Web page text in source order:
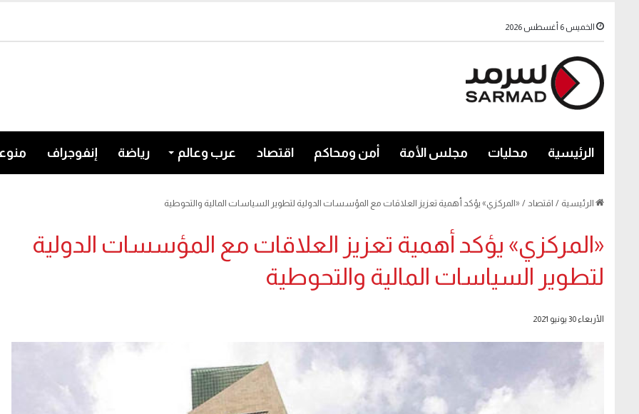
الخميس 6 أغسطس 2026
الرئيسية محليات مجلس الأمة أمن ومحاكم اقتصاد عرب وعالم رياضة إنفوجراف
الرئيسية / اقتصاد / «المركزي» يؤكد أهمية تعزيز العلاقات مع المؤسسات الدولية لتطوير السياسات المالية والتحوطية
«المركزي» يؤكد أهمية تعزيز العلاقات مع المؤسسات الدولية
لتطوير السياسات المالية والتحوطية
الأربعاء 30 يونيو 2021